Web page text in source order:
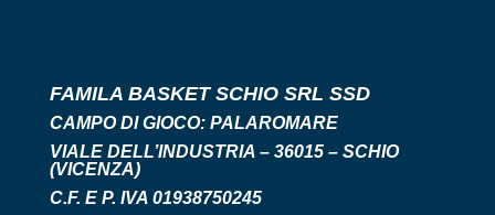
FAMILA BASKET SCHIO SRL SSD
CAMPO DI GIOCO: PALAROMARE
VIALE DELL’INDUSTRIA – 36015 – SCHIO
(VICENZA)
C.F. E P. IVA 01938750245